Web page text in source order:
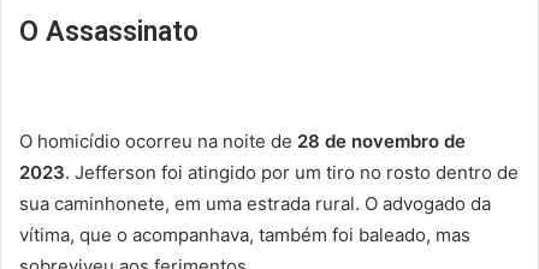
O Assassinato
O homicídio ocorreu na noite de 28 de novembro de
2023. Jefferson foi atingido por um tiro no rosto dentro de
sua caminhonete, em uma estrada rural. O advogado da
vítima, que o acompanhava, também foi baleado, mas